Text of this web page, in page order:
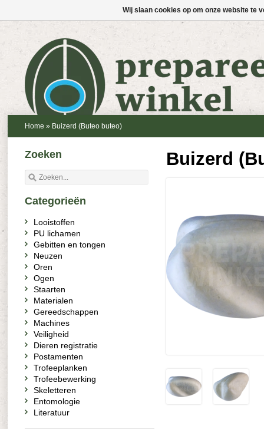
Home » Buizerd (Buteo buteo)
Buizerd
Zoeken
Categorieën
Looistoffen
PU lichamen
Gebitten en tongen
Neuzen
Oren
Ogen
Staarten
Materialen
Gereedschappen
Machines
Veiligheid
Dieren registratie
Postamenten
Trofeeplanken
Trofeebewerking
Skeletteren
Entomologie
Literatuur
Wij slaan cookies op om onze website te